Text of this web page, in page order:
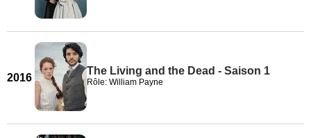
2016
The Living and the Dead - Saison 1
Rôle: William Payne